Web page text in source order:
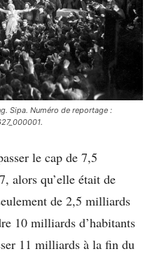
Sipa. Numéro de reportage :
le cap de 7,5
alors qu’elle était de
de 2,5 milliards
10 milliards d’habitants
11 milliards à la fin du